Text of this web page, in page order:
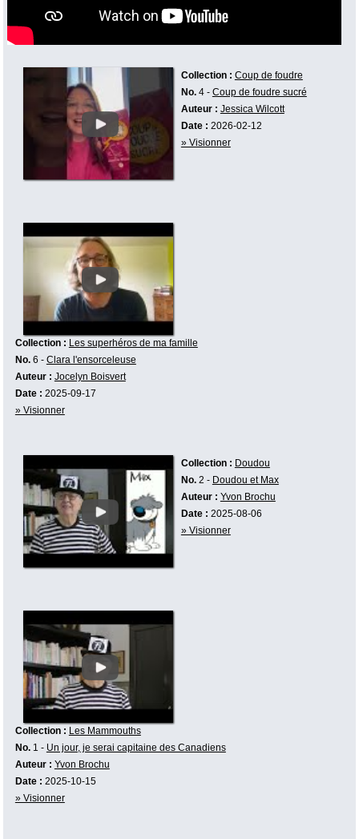
Collection : Coup de foudre
No.4 - Coup de foudre sucré
Auteur : Jessica Wilcott
Date : 2026-02-12
» Visionner
Collection : Les superhéros de ma famille
No.6 - Clara l'ensorceleuse
Auteur : Jocelyn Boisvert
Date : 2025-09-17
» Visionner
Collection : Doudou
No.2 - Doudou et Max
Auteur : Yvon Brochu
Date : 2025-08-06
» Visionner
Collection : Les Mammouths
No.1 - Un jour, je serai capitaine des Canadiens
Auteur : Yvon Brochu
Date : 2025-10-15
» Visionner